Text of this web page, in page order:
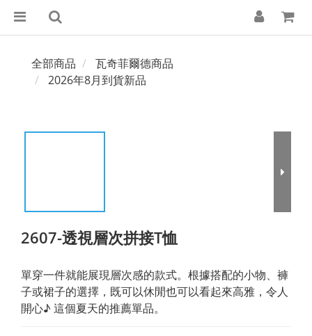
全部商品
瓦奇菲爾德商品
2026年8月到貨新品
2607-透視層次拼接T恤
單穿一件就能展現層次感的款式。根據搭配的小物、褲
子或裙子的選擇，既可以休閒也可以看起來高雅，令人
開心♪ 這個夏天的推薦單品。